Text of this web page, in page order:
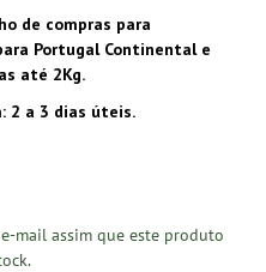
de compras para
Portugal Continental e
até 2Kg.
2 a 3 dias úteis.
mail assim que este produto